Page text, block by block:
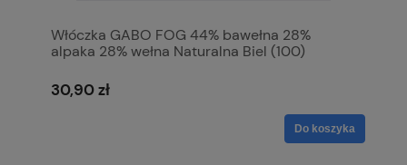
Włóczka GABO FOG 44% bawełna 28%
alpaka 28% wełna Naturalna Biel (100)
30,90 zł
Do koszyka